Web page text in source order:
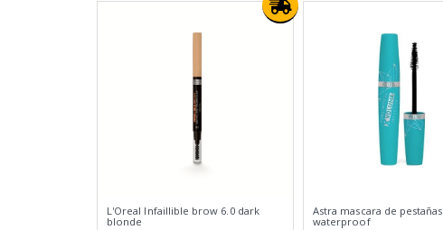
L'Oreal Infaillible brow 6.0 dark
blonde
Astra mascara de pestañas
waterproof